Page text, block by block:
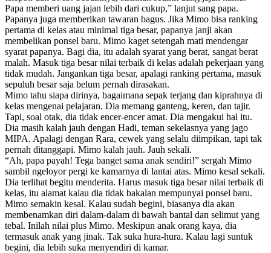
Papa memberi uang jajan lebih dari cukup,” lanjut sang papa.
Papanya juga memberikan tawaran bagus. Jika Mimo bisa ranking
pertama di kelas atau minimal tiga besar, papanya janji akan
membelikan ponsel baru. Mimo kaget setengah mati mendengar
syarat papanya. Bagi dia, itu adalah syarat yang berat, sangat berat
malah. Masuk tiga besar nilai terbaik di kelas adalah pekerjaan yang
tidak mudah. Jangankan tiga besar, apalagi ranking pertama, masuk
sepuluh besar saja belum pernah dirasakan.
Mimo tahu siapa dirinya, bagaimana sepak terjang dan kiprahnya di
kelas mengenai pelajaran. Dia memang ganteng, keren, dan tajir.
Tapi, soal otak, dia tidak encer-encer amat. Dia mengakui hal itu.
Dia masih kalah jauh dengan Hadi, teman sekelasnya yang jago
MIPA. Apalagi dengan Rara, cewek yang selalu diimpikan, tapi tak
pernah ditanggapi. Mimo kalah jauh. Jauh sekali.
“Ah, papa payah! Tega banget sama anak sendiri!” sergah Mimo
sambil ngeloyor pergi ke kamarnya di lantai atas. Mimo kesal sekali.
Dia terlihat begitu menderita. Harus masuk tiga besar nilai terbaik di
kelas, itu alamat kalau dia tidak bakalan mempunyai ponsel baru.
Mimo semakin kesal. Kalau sudah begini, biasanya dia akan
membenamkan diri dalam-dalam di bawah bantal dan selimut yang
tebal. Inilah nilai plus Mimo. Meskipun anak orang kaya, dia
termasuk anak yang jinak. Tak suka hura-hura. Kalau lagi suntuk
begini, dia lebih suka menyendiri di kamar.